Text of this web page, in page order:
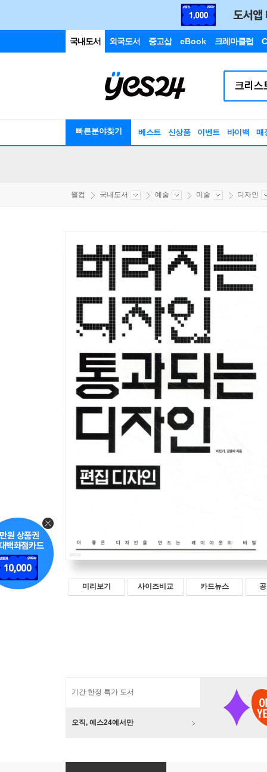
국내도서 외국도서 중고샵 eBook 크레마클럽
빠른분야찾기 베스트 신상품 이벤트 바이백 매
웰컴 국내도서 예술 미술 디자인
미리보기 사이즈비교 카드뉴스
기간 한정 특가 도서
오직, 예스24에서만